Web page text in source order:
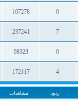
ردود
مشاهدات
0
ردود
107278
مشاهدات
7
ردود
237241
مشاهدات
0
ردود
98323
مشاهدات
4
ردود
172117
مشاهدات
ردود مشاهدات